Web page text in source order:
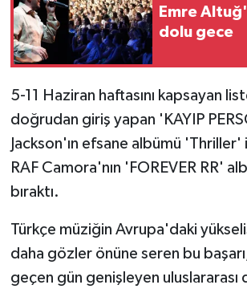
Emre
dolu gece
5-11 Haziran haftasını kapsayan
doğrudan giriş yapan 'KAYIP
Jackson'ın efsane albümü
RAF Camora'nın 'FOREVER RR'
bıraktı.
Türkçe müziğin Avrupa'daki
daha gözler önüne seren bu
geçen gün genişleyen uluslararası